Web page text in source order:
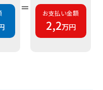
＝ お支払い金額
2,2万円